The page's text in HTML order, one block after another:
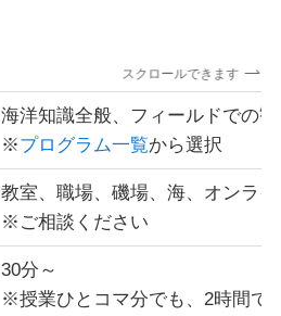
スクロールできます
海洋知識全般、フィールドでの
※プログラム一覧から選択
教室、職場、磯場、海、オンライ
※ご相談ください
30分～
※授業ひとコマ分でも、2時間で